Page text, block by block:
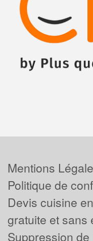
Mentions
Politique de
Devis cuisine
gratuite et sans
Suppression